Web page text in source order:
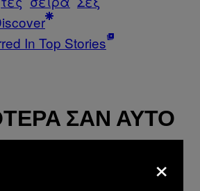
In Top Stories
ΣΑΝ ΑΥΤΌ
/ GETTY IMAGES ×